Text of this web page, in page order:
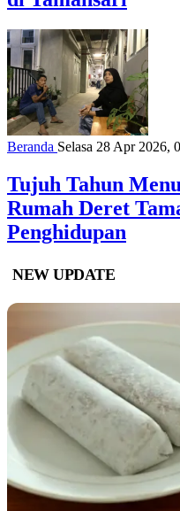
Beranda Selasa 28 Apr 2026,
Tujuh Tahun
Rumah Deret
Penghidupan
NEW UPDATE